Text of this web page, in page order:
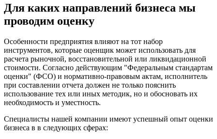
Для каких направлений бизнеса мы
проводим оценку
Особенности предприятия влияют на тот набор
инструментов, которые оценщик может использовать для
расчета рыночной, восстановительной или ликвидационной
стоимости. Согласно действующим "Федеральным стандартам
оценки" (ФСО) и нормативно-правовым актам, исполнитель
при составлении отчета должен не только пояснить
использование тех или иных методик, но и обосновать их
необходимость и уместность.
Специалисты нашей компании имеют успешный опыт оценки
бизнеса в в следующих сферах:
Вольск
Воркута
Воскресенск
Воткинск
Всеволожск
Выборг
Выкса
Вязники
Вятские Поляны
Гай